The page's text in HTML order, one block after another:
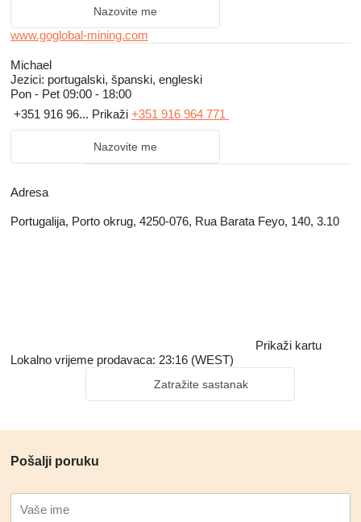
Nazovite me
www.goglobal-mining.com
Michael
Jezici: portugalski, španski, engleski
Pon - Pet 09:00 - 18:00
+351 916 96... Prikaži +351 916 964 771
Nazovite me
Adresa
Portugalija, Porto okrug, 4250-076, Rua Barata Feyo, 140, 3.10
Prikaži kartu
Lokalno vrijeme prodavaca: 23:16 (WEST)
Zatražite sastanak
Pošalji poruku